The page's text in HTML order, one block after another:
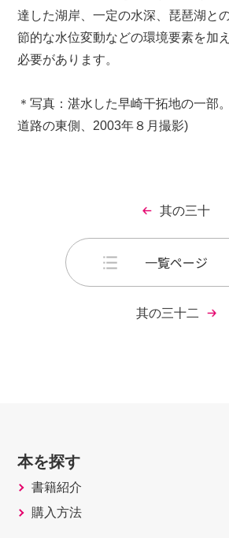
達した湖岸、一定の水深、琵琶湖と
節的な水位変動などの環境要素を加
必要があります。
＊写真：湛水した早崎干拓地の一部
道路の東側、2003年８月撮影)
其の三十
一覧ページ
其の三十二
本を探す
書籍紹介
購入方法